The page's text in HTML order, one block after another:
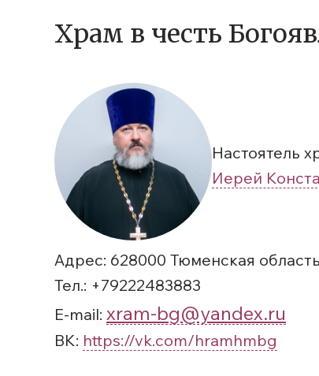
Храм в честь
Настоятель
Иерей
Адрес: 628000 Тюменская
Тел.: +79222483883
E-mail: xram-bg@yandex.ru
ВК: https://vk.com/hramhmbg